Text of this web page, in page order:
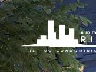
Amministrazioni Rizzardo
Il tuo condominio trasparente